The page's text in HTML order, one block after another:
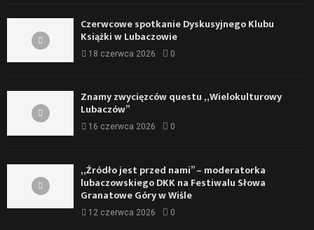
Czerwcowe spotkanie Dyskusyjnego Klubu
Książki w Lubaczowie
18 czerwca 2026 0
Znamy zwycięzców questu „Wielokulturowy
Lubaczów”
16 czerwca 2026 0
„Źródło jest przed nami” – moderatorka
lubaczowskiego DKK na Festiwalu Słowa
Granatowe Góry w Wiśle
12 czerwca 2026 0